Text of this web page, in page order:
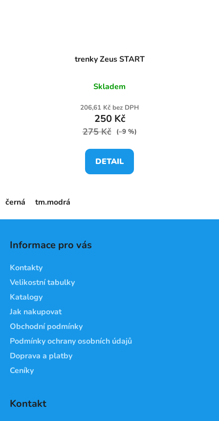
trenky Zeus START
Skladem
206,61 Kč bez DPH
250 Kč
275 Kč (–9 %)
DETAIL
černá tm.modrá
Informace pro vás
Kontakty
Velikostní tabulky
Katalogy
Jak nakupovat
Obchodní podmínky
Podmínky ochrany osobních údajů
Doprava a platby
Ceníky
Kontakt